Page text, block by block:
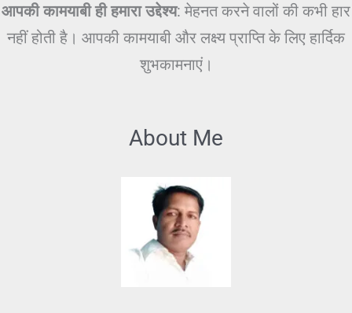
आपकी कामयाबी ही हमारा उद्देश्य: मेहनत करने वालों की कभी हार
नहीं होती है। आपकी कामयाबी और लक्ष्य प्राप्ति के लिए हार्दिक
शुभकामनाएं।
About Me